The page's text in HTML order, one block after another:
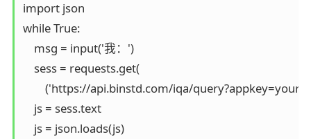
import json
while True:
    msg = input('我：')
    sess = requests.get(
('https://api.binstd.com/iqa/
    js = sess.text
    js = json.loads(js)